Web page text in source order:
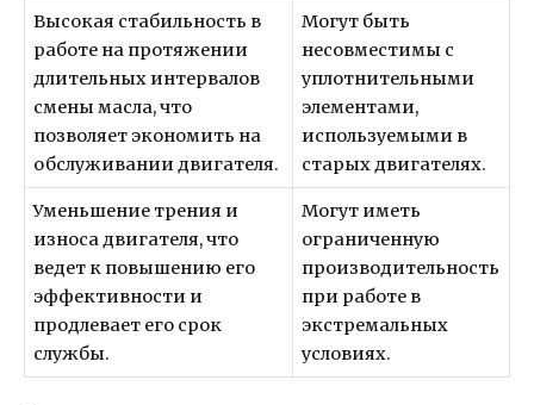
Высокая стабильность в
работе на протяжении
длительных интервалов
смены масла, что
позволяет экономить на
обслуживании двигателя.
Могут быть
несовместимы с
уплотнительными
элементами,
используемыми в
старых двигателях.
Уменьшение трения и
износа двигателя, что
ведет к повышению его
эффективности и
продлевает его срок
службы.
Могут иметь
ограниченную
производительность
при работе в
экстремальных
условиях.